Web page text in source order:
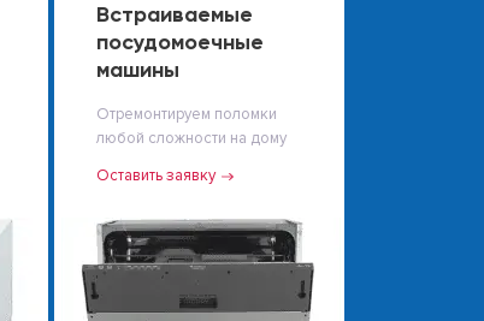
Встраиваемые
посудомоечные
машины
Отремонтируем поломки
любой сложности на дому
Оставить заявку